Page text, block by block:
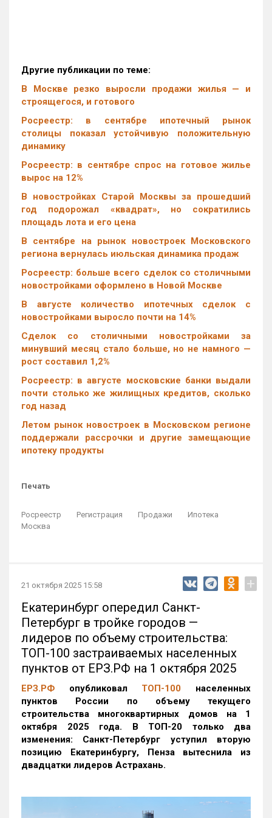
Другие публикации по теме:
В Москве резко выросли продажи жилья — и
строящегося, и готового
Росреестр: в сентябре ипотечный рынок
столицы показал устойчивую положительную
динамику
Росреестр: в сентябре спрос на готовое жилье
вырос на 12%
В новостройках Старой Москвы за прошедший
год подорожал «квадрат», но сократились
площадь лота и его цена
В сентябре на рынок новостроек Московского
региона вернулась июльская динамика продаж
Росреестр: больше всего сделок со столичными
новостройками оформлено в Новой Москве
В августе количество ипотечных сделок с
новостройками выросло почти на 14%
Cделок со столичными новостройками за
минувший месяц стало больше, но не намного —
рост составил 1,2%
Росреестр: в августе московские банки выдали
почти столько же жилищных кредитов, сколько
год назад
Летом рынок новостроек в Московском регионе
поддержали рассрочки и другие замещающие
ипотеку продукты
Печать
Росреестр Регистрация Продажи
Ипотека
Москва
21 октября 2025 15:58 +
Екатеринбург опередил Санкт-
Петербург в тройке городов —
лидеров по объему строительства:
ТОП-100 застраиваемых населенных
пунктов от ЕРЗ.РФ на 1 октября 2025
ЕРЗ.РФ опубликовал ТОП-100 населенных
пунктов России по объему текущего
строительства многоквартирных домов на 1
октября 2025 года. В ТОП-20 только два
изменения: Санкт-Петербург уступил вторую
позицию Екатеринбургу, Пенза вытеснила из
двадцатки лидеров Астрахань.